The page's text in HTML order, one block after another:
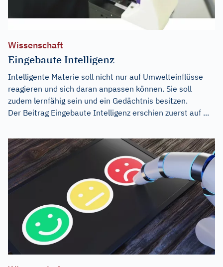
Wissenschaft
Eingebaute Intelligenz
Intelligente Materie soll nicht nur auf Umwelteinflüsse
reagieren und sich daran anpassen können. Sie soll
zudem lernfähig sein und ein Gedächtnis besitzen.
Der Beitrag Eingebaute Intelligenz erschien zuerst auf ...